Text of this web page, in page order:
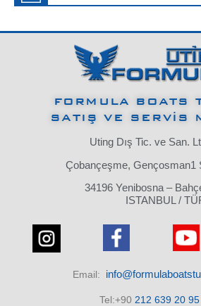
FORMULA BOATS
SATIŞ VE SERVİS
Uting Dış Tic. ve San.
Çobançeşme, Gençosman1
34196 Yenibosna –
ISTANBUL /
Email:
Tel:+90 212 639 20